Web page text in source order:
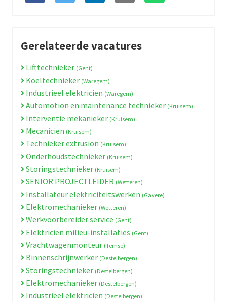
Gerelateerde vacatures
Lifttechnieker (Gent)
Koeltechnieker (Waregem)
Industrieel elektricien (Waregem)
Automotion en maintenance technieker (Kruisem)
Interventie mekanieker (Kruisem)
Mecanicien (Kruisem)
Technieker extrusion (Kruisem)
Onderhoudstechnieker (Kruisem)
Storingstechnieker (Kruisem)
SENIOR PROJECTLEIDER (Wetteren)
Installateur elektriciteitswerken (Gavere)
Elektromechanieker (Wetteren)
Werkvoorbereider service (Gent)
Elektricien milieu-installaties (Gent)
Vrachtwagenmonteur (Temse)
Binnenschrijnwerker (Destelbergen)
Storingstechnieker (Destelbergen)
Elektromechanieker (Destelbergen)
Industrieel elektricien (Destelbergen)